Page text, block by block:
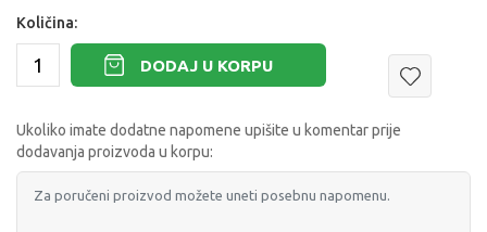
Količina:
DODAJ U KORPU
Ukoliko imate dodatne napomene upišite u komentar prije
dodavanja proizvoda u korpu: